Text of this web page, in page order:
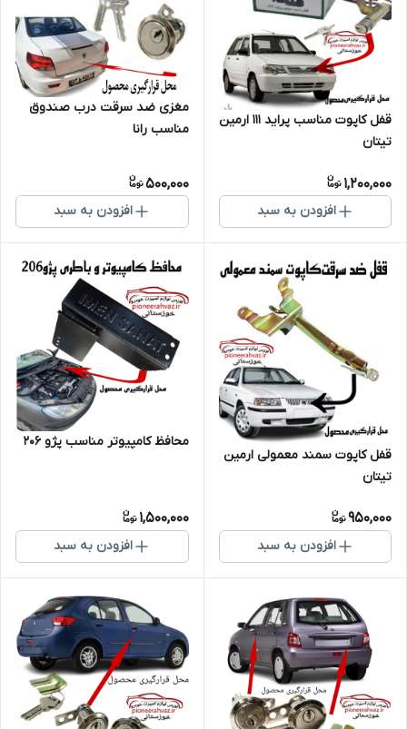
قفل کاپوت مناسب پراید 111 ارمین
تیتان
1,200,000
افزودن به سبد
مغزی ضد سرقت درب صندوق
مناسب رانا
500,000
افزودن به سبد
قفل کاپوت سمند معمولی ارمین
تیتان
950,000
افزودن به سبد
محافظ کامپیوتر مناسب پژو 206
1,500,000
افزودن به سبد